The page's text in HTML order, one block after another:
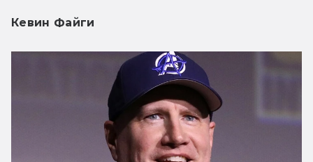
Кевин Файги